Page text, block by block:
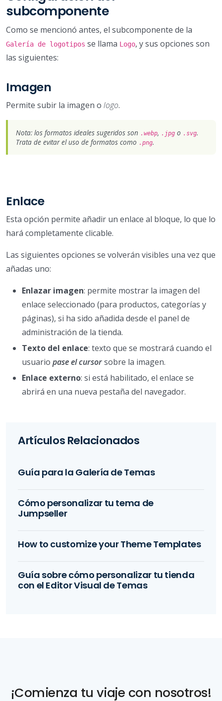
subcomponente
Como se mencionó antes, el subcomponente de la
Galería de logotipos se llama Logo, y sus opciones son
las siguientes:
Imagen
Permite subir la imagen o logo.
Nota: los formatos ideales sugeridos son .webp, .jpg o .svg.
Trata de evitar el uso de formatos como .png.
Enlace
Esta opción permite añadir un enlace al bloque, lo que lo
hará completamente clicable.
Las siguientes opciones se volverán visibles una vez que
añadas uno:
Enlazar imagen: permite mostrar la imagen del
enlace seleccionado (para productos, categorías y
páginas), si ha sido añadida desde el panel de
administración de la tienda.
Texto del enlace: texto que se mostrará cuando el
usuario pase el cursorsobre la imagen.
Enlace externo: si está habilitado, el enlace se
abrirá en una nueva pestaña del navegador.
Artículos Relacionados
Guía para la Galería de Temas
Cómo personalizar tu tema de
Jumpseller
How to customize your Theme Templates
Guía sobre cómo personalizar tu tienda
con el Editor Visual de Temas
¡Comienza tu viaje con nosotros!